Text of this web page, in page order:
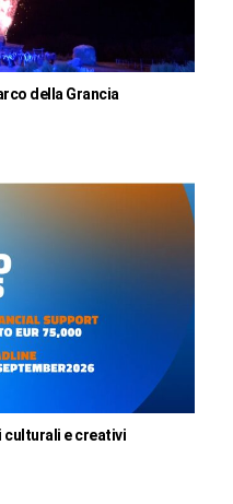
della Grancia
culturali e creativi